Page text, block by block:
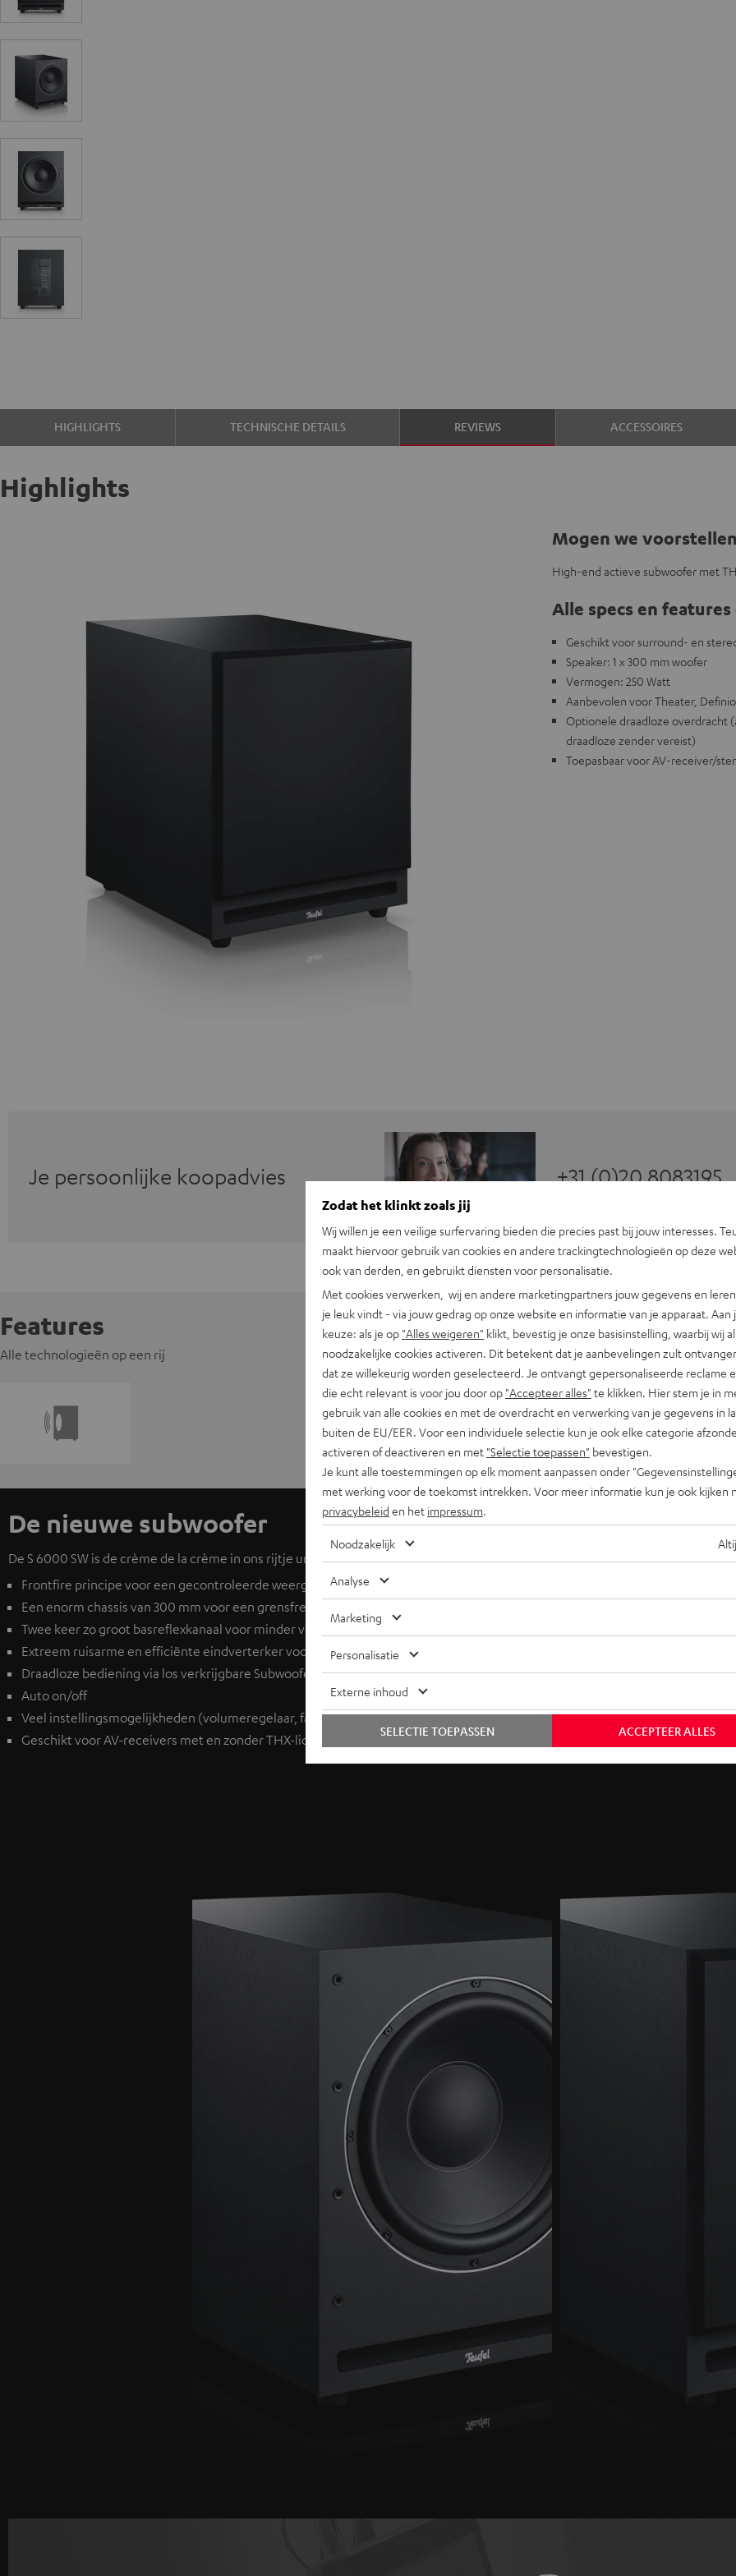
HIGHLIGHTS TECHNISCHE DETAILS REVIEWS ACCESSOIRES
Highlights
Mogen we voorstellen
High-end actieve subwoofer met
Alle specs en
Geschikt voor surround- en
Speaker: 1 x 300 mm woofer
Vermogen: 250 Watt
Aanbevolen voor Theater,
Optionele draadloze overdracht
draadloze zender vereist)
Toepasbaar voor AV-receiver/
Je persoonlijke koopadvies +31 (0)20 8083195
Features
Alle technologieën op een rij
De nieuwe subwoofer
De S 6000 SW is de crème de la crème in ons rijtje universele subwoofers. De highlights:
Frontfire principe voor een gecontroleerde weergave
Een enorm chassis van 300 mm voor een grensfrequentie van 28 Hz
Twee keer zo groot basreflexkanaal voor minder vervormingen in de overgangsfrequentie
Extreem ruisarme en efficiënte eindverterker voor een helder volume en laag stroomverbruik
Draadloze bediening via los verkrijgbare Subwoofer Wireless set
Auto on/off
Veel instellingsmogelijkheden (volumeregelaar, faseschakelaar, auto-level regelaar en HP (high pass-)filter))
Geschikt voor AV-receivers met en zonder THX-licentie
Zodat het klinkt zoals jij
Wij willen je een veilige surfervaring bieden die precies past bij jouw interesses.
maakt hiervoor gebruik van cookies en andere trackingtechnologieën op deze
ook van derden, en gebruikt diensten voor personalisatie.
Met cookies verwerken, wij en andere marketingpartners jouw gegevens en
je leuk vindt - via jouw gedrag op onze website en informatie van je apparaat. Aan
keuze: als je op "Alles weigeren" klikt, bevestig je onze basisinstelling, waarbij wij
noodzakelijke cookies activeren. Dit betekent dat je aanbevelingen zult
dat ze willekeurig worden geselecteerd. Je ontvangt gepersonaliseerde reclame
die echt relevant is voor jou door op "Accepteer alles" te klikken. Hier stem je in
gebruik van alle cookies en met de overdracht en verwerking van je gegevens in
buiten de EU/EER. Voor een individuele selectie kun je ook elke categorie
activeren of deactiveren en met "Selectie toepassen" bevestigen.
Je kunt alle toestemmingen op elk moment aanpassen onder
met werking voor de toekomst intrekken. Voor meer informatie kun je ook kijken
privacybeleid en het impressum
Noodzakelijk
Analyse
Marketing
Personalisatie
Externe inhoud
ACCEPTEER ALLES
SELECTIE TOEPASSEN